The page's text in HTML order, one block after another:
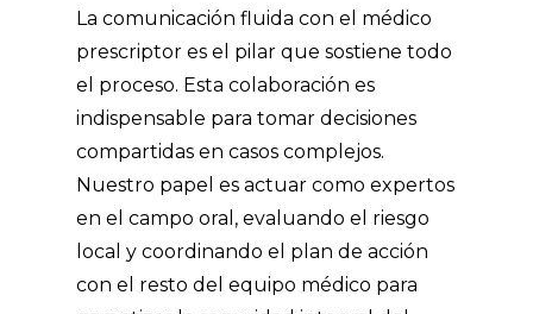
La comunicación fluida con el médico
prescriptor es el pilar que sostiene todo
el proceso. Esta colaboración es
indispensable para tomar decisiones
compartidas en casos complejos.
Nuestro papel es actuar como expertos
en el campo oral, evaluando el riesgo
local y coordinando el plan de acción
con el resto del equipo médico para